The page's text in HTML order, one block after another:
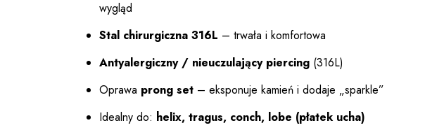
wygląd
Stal chirurgiczna 316L – trwała i komfortowa
Antyalergiczny / nieuczulający piercing(316L)
Oprawa prong set– eksponuje kamień i dodaje „sparkle”
Idealny do: helix, tragus, conch, lobe (płatek ucha)